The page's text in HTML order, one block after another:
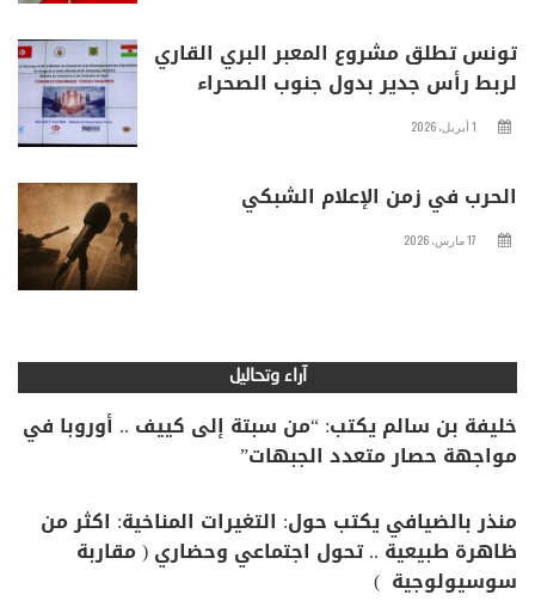
تونس تطلق مشروع المعبر البري القاري
لربط رأس جدير بدول جنوب الصحراء
1 أبريل، 2026
الحرب في زمن الإعلام الشبكي
17 مارس، 2026
آراء وتحاليل
خليفة بن سالم يكتب: “من سبتة إلى كييف .. أوروبا في
مواجهة حصار متعدد الجبهات”
منذر بالضيافي يكتب حول: التغيرات المناخية: اكثر من
ظاهرة طبيعية .. تحول اجتماعي وحضاري ( مقاربة
سوسيولوجية )